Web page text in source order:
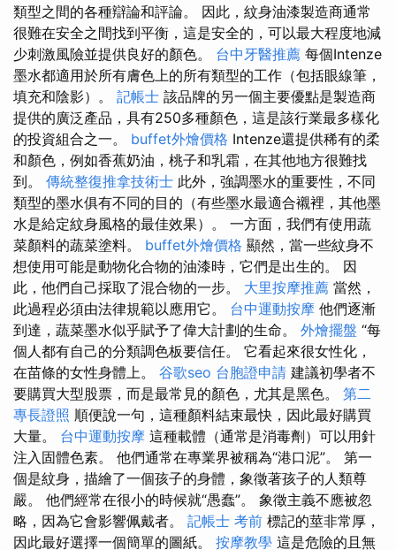
類型之間的各種辯論和評論。 因此，紋身油漆製造商通常
很難在安全之間找到平衡，這是安全的，可以最大程度地減
少刺激風險並提供良好的顏色。 台中牙醫推薦 每個Intenze
墨水都適用於所有膚色上的所有類型的工作（包括眼線筆，
填充和陰影）。 記帳士 該品牌的另一個主要優點是製造商
提供的廣泛產品，具有250多種顏色，這是該行業最多樣化
的投資組合之一。 buffet外燴價格 Intenze還提供稀有的柔
和顏色，例如香蕉奶油，桃子和乳霜，在其他地方很難找
到。 傳統整復推拿技術士 此外，強調墨水的重要性，不同
類型的墨水俱有不同的目的（有些墨水最適合襯裡，其他墨
水是給定紋身風格的最佳效果）。 一方面，我們有使用蔬
菜顏料的蔬菜塗料。 buffet外燴價格 顯然，當一些紋身不
想使用可能是動物化合物的油漆時，它們是出生的。 因
此，他們自己採取了混合物的一步。 大里按摩推薦 當然，
此過程必須由法律規範以應用它。 台中運動按摩 他們逐漸
到達，蔬菜墨水似乎賦予了偉大計劃的生命。 外燴擺盤 “每
個人都有自己的分類調色板要信任。 它看起來很女性化，
在苗條的女性身體上。 谷歌seo 台胞證申請 建議初學者不
要購買大型股票，而是最常見的顏色，尤其是黑色。 第二
專長證照 順便說一句，這種顏料結束最快，因此最好購買
大量。 台中運動按摩 這種載體（通常是消毒劑）可以用針
注入固體色素。 他們通常在專業界被稱為“港口泥”。 第一
個是紋身，描繪了一個孩子的身體，象徵著孩子的人類尊
嚴。 他們經常在很小的時候就“愚蠢”。 象徵主義不應被忽
略，因為它會影響佩戴者。 記帳士 考前 標記的莖非常厚，
因此最好選擇一個簡單的圖紙。 按摩教學 這是危險的且無